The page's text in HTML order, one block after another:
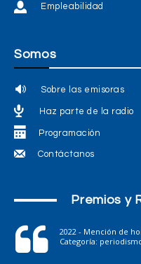
Empleabilidad
Somos
Sobre las emisoras
Haz parte de la radio
Programación
Contáctanos
Premios y
2022 - Mención de
Categoría: